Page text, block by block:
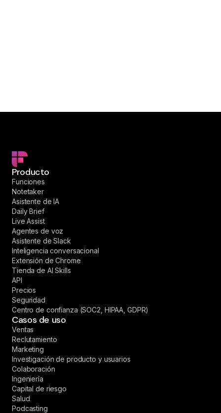
Producto
Funciones
Notetaker
Asistente de IA
Daily Brief
Live Assist
Agentes de voz
Asistente de Slack
Inteligencia conversacional
Extensión de Chrome
Tienda de AI Skills
API
Precios
Seguridad
Centro de confianza (SOC2, HIPAA, GDPR)
Casos de uso
Ventas
Reclutamiento
Marketing
Investigación de producto y usuarios
Colaboración
Ingeniería
Capital de riesgo
Salud
Podcasting